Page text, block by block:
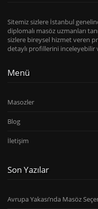
Sitemiz sizlere İstanbul
diplomalı masöz uzmanları
sizlere bireysel hizmet veren
detaylı profillerini inceleyebilir
Menü
Masozler
Blog
İletişim
Son Yazılar
Avrupa Yakası’nda Masöz